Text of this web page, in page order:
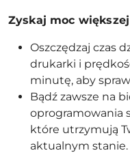
Zyskaj moc
Oszczędzaj czas
drukarki i
minutę, aby
Bądź zawsze na
oprogramowania
które utrzymują
aktualnym stanie.